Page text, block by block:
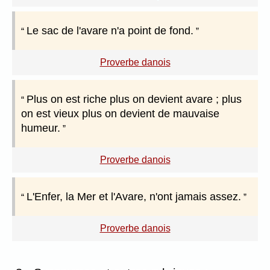
Le sac de l'avare n'a point de fond.
Proverbe danois
Plus on est riche plus on devient avare ; plus
on est vieux plus on devient de mauvaise
humeur.
Proverbe danois
L'Enfer, la Mer et l'Avare, n'ont jamais assez.
Proverbe danois